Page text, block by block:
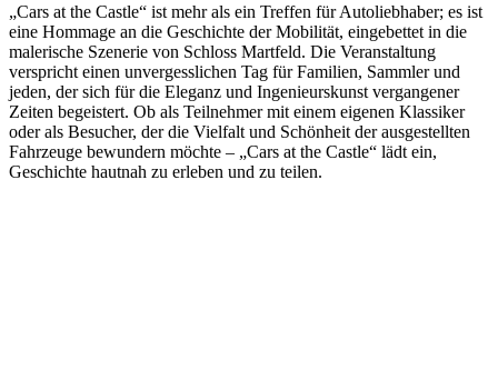
„Cars at the Castle“ ist mehr als ein Treffen für Autoliebhaber; es ist
eine Hommage an die Geschichte der Mobilität, eingebettet in die
malerische Szenerie von Schloss Martfeld. Die Veranstaltung
verspricht einen unvergesslichen Tag für Familien, Sammler und
jeden, der sich für die Eleganz und Ingenieurskunst vergangener
Zeiten begeistert. Ob als Teilnehmer mit einem eigenen Klassiker
oder als Besucher, der die Vielfalt und Schönheit der ausgestellten
Fahrzeuge bewundern möchte – „Cars at the Castle“ lädt ein,
Geschichte hautnah zu erleben und zu teilen.